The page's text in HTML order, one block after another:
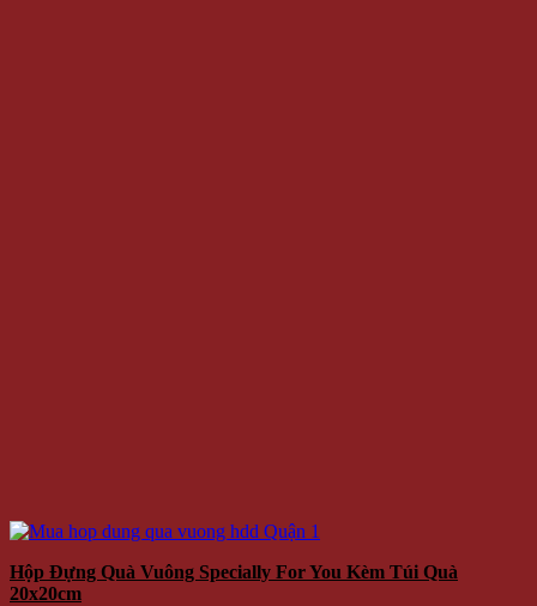
Hộp Đựng Quà Vuông Specially For You Kèm Túi Quà
20x20cm